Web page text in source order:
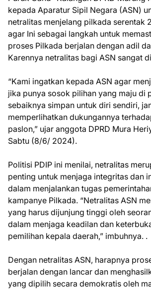
kepada Aparatur Sipil Negara (ASN)
netralitas menjelang pilkada serentak
agar Ini sebagai langkah untuk
proses Pilkada berjalan dengan adil
Karennya netralitas bagi ASN sangat
“Kami ingatkan kepada ASN agar
jika punya sosok pilihan yang maju di
sebaiknya simpan untuk diri sendiri,
memperlihatkan dukungannya
paslon,” ujar anggota DPRD Mura
Sabtu (8/6/ 2024).
Politisi PDIP ini menilai, netralitas
penting untuk menjaga integritas dan
dalam menjalankan tugas
kampanye Pilkada. “Netralitas ASN
yang harus dijunjung tinggi oleh
dalam menjaga keadilan dan
pemilihan kepala daerah,” imbuhnya. .
Dengan netralitas ASN, harapnya
berjalan dengan lancar dan
yang dipilih secara demokratis oleh